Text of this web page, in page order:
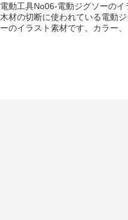
電動工具No06-電動ジグソーのイ
木材の切断に使われている電動ジ
ーのイラスト素材です。カラー、